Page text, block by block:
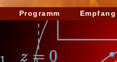
Programm Empfang